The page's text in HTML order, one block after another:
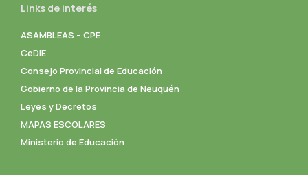
Links de interés
ASAMBLEAS – CPE
CeDIE
Consejo Provincial de Educación
Gobierno de la Provincia de Neuquén
Leyes y Decretos
MAPAS ESCOLARES
Ministerio de Educación